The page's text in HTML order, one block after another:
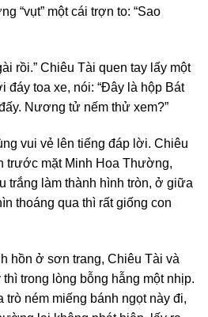
“vụt” một cái trợn to: “Sao
rồi.” Chiêu Tài quen tay lấy một
đáy toa xe, nói: “Đây là hộp Bát
Nương tử nếm thử xem?”
vui vẻ lên tiếng đáp lời. Chiêu
trước mặt Minh Hoa Thường,
trắng làm thành hình tròn, ở giữa
thoáng qua thì rất giống con
hồn ở sơn trang, Chiêu Tài và
trong lòng bỗng hẫng một nhịp.
trò ném miếng bánh ngọt này đi,